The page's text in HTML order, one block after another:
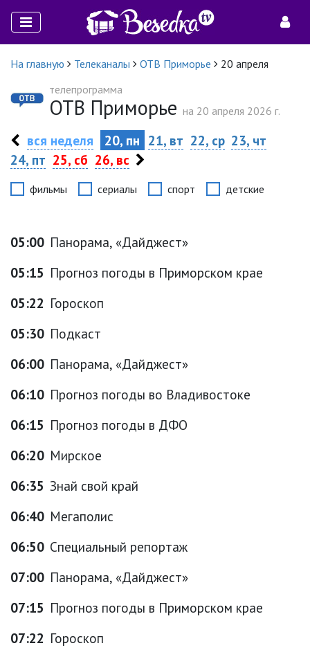
На главную Телеканалы ОТВ Приморье
20 апреля
телепрограмма
ОТВ Приморье на 20 апреля 2026 г.
вся неделя 20, пн 21, вт 22, ср 23, чт
24, пт 25, сб 26, вс
фильмы сериалы спорт детские
05:00 Панорама, «Дайджест»
05:15 Прогноз погоды в Приморском крае
05:22 Гороскоп
05:30 Подкаст
06:00 Панорама, «Дайджест»
06:10 Прогноз погоды во Владивостоке
06:15 Прогноз погоды в ДФО
06:20 Мирское
06:35 Знай свой край
06:40 Мегаполис
06:50 Специальный репортаж
07:00 Панорама, «Дайджест»
07:15 Прогноз погоды в Приморском крае
07:22 Гороскоп